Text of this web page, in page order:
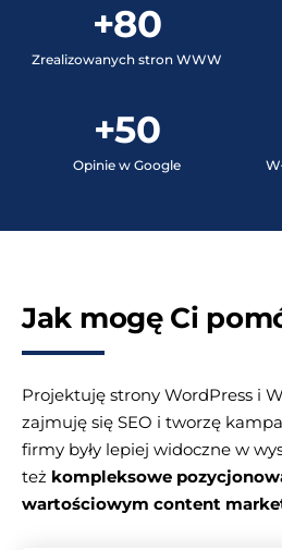
+80
Zrealizowanych stron WWW
+50
Opinie w Google
Jak mogę Ci
Projektuję strony WordPress i
zajmuję się SEO i tworzę
firmy były lepiej widoczne w
też kompleksowe
wartościowym content